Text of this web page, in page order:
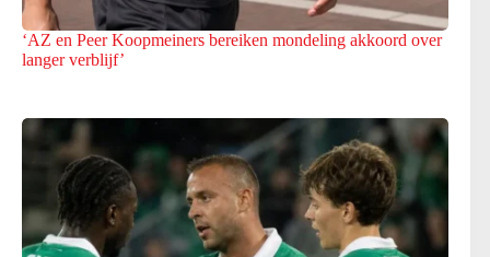
‘AZ en Peer Koopmeiners bereiken mondeling akkoord over
langer verblijf’